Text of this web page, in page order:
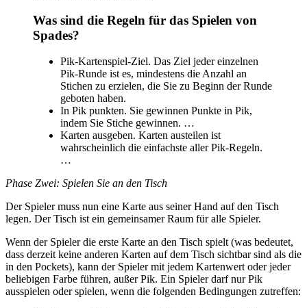
Was sind die Regeln für das Spielen von
Spades?
Pik-Kartenspiel-Ziel. Das Ziel jeder einzelnen
Pik-Runde ist es, mindestens die Anzahl an
Stichen zu erzielen, die Sie zu Beginn der Runde
geboten haben.
In Pik punkten. Sie gewinnen Punkte in Pik,
indem Sie Stiche gewinnen. …
Karten ausgeben. Karten austeilen ist
wahrscheinlich die einfachste aller Pik-Regeln.
…
Phase Zwei: Spielen Sie an den Tisch
Der Spieler muss nun eine Karte aus seiner Hand auf den Tisch
legen. Der Tisch ist ein gemeinsamer Raum für alle Spieler.
Wenn der Spieler die erste Karte an den Tisch spielt (was bedeutet,
dass derzeit keine anderen Karten auf dem Tisch sichtbar sind als die
in den Pockets), kann der Spieler mit jedem Kartenwert oder jeder
beliebigen Farbe führen, außer Pik. Ein Spieler darf nur Pik
ausspielen oder spielen, wenn die folgenden Bedingungen zutreffen: